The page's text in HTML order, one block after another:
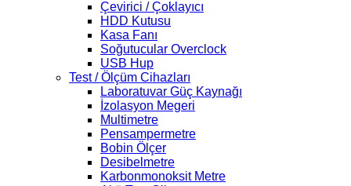
Çevirici / Çoklayıcı
HDD Kutusu
Kasa Fanı
Soğutucular Overclock
USB Hup
Test / Ölçüm Cihazları
Laboratuvar Güç Kaynağı
İzolasyon Megeri
Multimetre
Pensampermetre
Bobin Ölçer
Desibelmetre
Karbonmonoksit Metre